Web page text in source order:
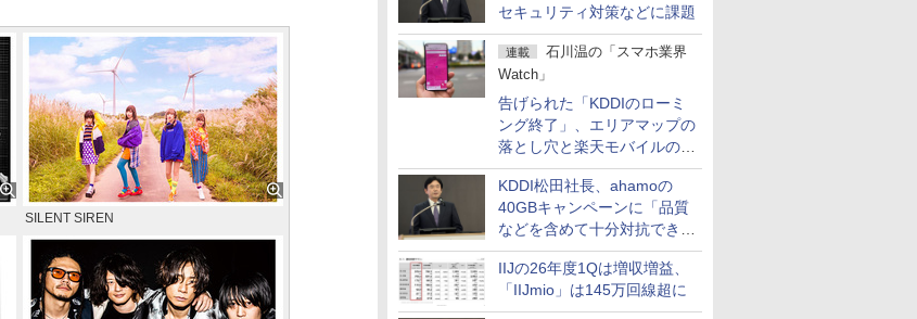
セキュリティ対策などに課題
連載
石川温の「スマホ業界
Watch」
告げられた「KDDIのローミ
ング終了」、エリアマップの
落とし穴と楽天モバイルの課
題
KDDI松田社長、ahamoの
40GBキャンペーンに「品質
などを含めて十分対抗でき
る」
IIJの26年度1Qは増収増益、
「IIJmio」は145万回線超に
SILENT SIREN